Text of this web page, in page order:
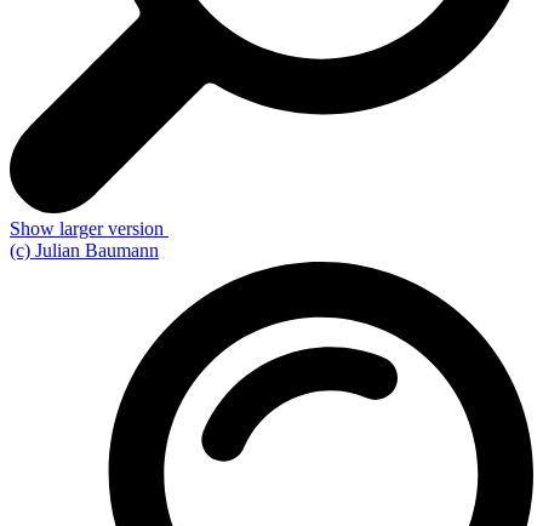
Show larger version
(c) Julian Baumann